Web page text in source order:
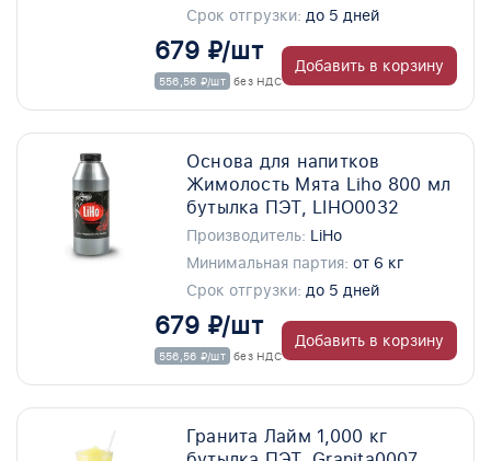
Срок отгрузки: до 5 дней
679 ₽/шт
556,56 ₽/шт без НДС
Добавить в корзину
Основа для напитков
Жимолость Мята Liho 800 мл
бутылка ПЭТ, LIHO0032
Производитель: LiHo
Минимальная партия: от 6 кг
Срок отгрузки: до 5 дней
679 ₽/шт
556,56 ₽/шт без НДС
Добавить в корзину
Гранита Лайм 1,000 кг